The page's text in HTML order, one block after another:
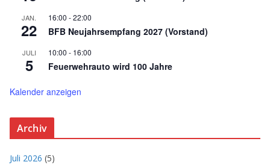
JAN.
22
16:00 -22:00
BFB Neujahrsempfang 2027 (Vorstand)
JULI
5
10:00 - 16:00
Feuerwehrauto wird 100 Jahre
Kalender anzeigen
Archiv
Juli 2026 (5)